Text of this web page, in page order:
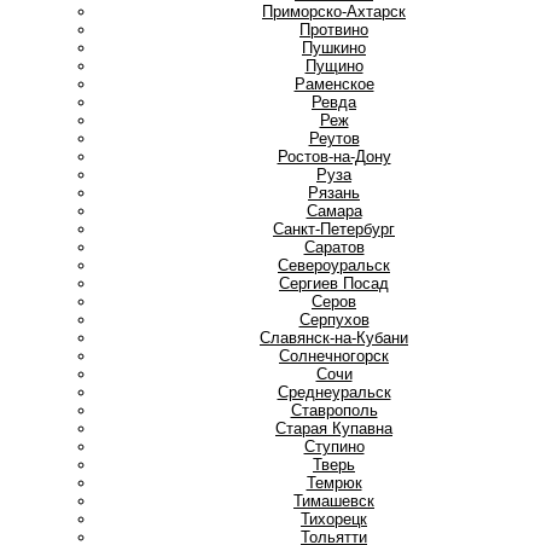
Приморско-Ахтарск
Протвино
Пушкино
Пущино
Раменское
Ревда
Реж
Реутов
Ростов-на-Дону
Руза
Рязань
Самара
Санкт-Петербург
Саратов
Североуральск
Сергиев Посад
Серов
Серпухов
Славянск-на-Кубани
Солнечногорск
Сочи
Среднеуральск
Ставрополь
Старая Купавна
Ступино
Тверь
Темрюк
Тимашевск
Тихорецк
Тольятти